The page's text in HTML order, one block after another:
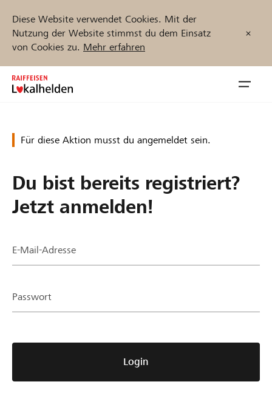
Diese Website verwendet Cookies. Mit der
Nutzung der Website stimmst du dem Einsatz
von Cookies zu. Mehr erfahren
Zum
Inhalt
Hilfe & Support
Partner / Raiffeisenbank
Projekte und Organisationen finden
Jetzt starten
Für diese Aktion musst du angemeldet sein.
Du bist bereits registriert?
Jetzt anmelden!
E-Mail-Adresse
Passwort
Login